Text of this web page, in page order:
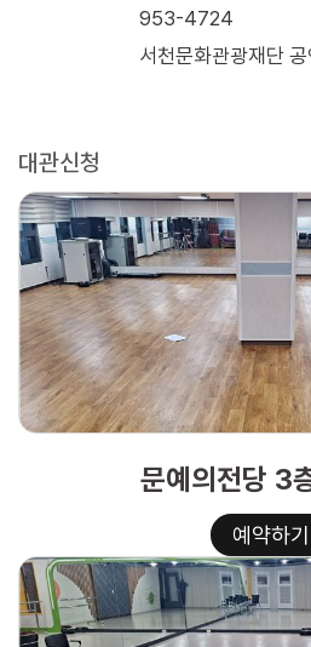
953-4724
서천문화관광재단
대관신청
문예의전당 3
예약하기